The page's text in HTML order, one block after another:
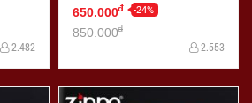
2.482
650.000đ -24%
850.000đ
2.553